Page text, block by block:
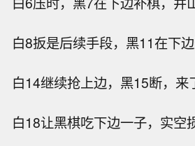
白8扳是后续手段，黑11在下边
白14继续抢上边，黑15断，来
白18让黑棋吃下边一子，实空